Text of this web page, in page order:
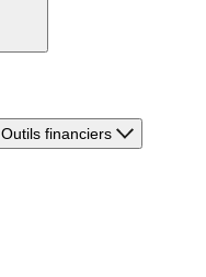
Outils financiers